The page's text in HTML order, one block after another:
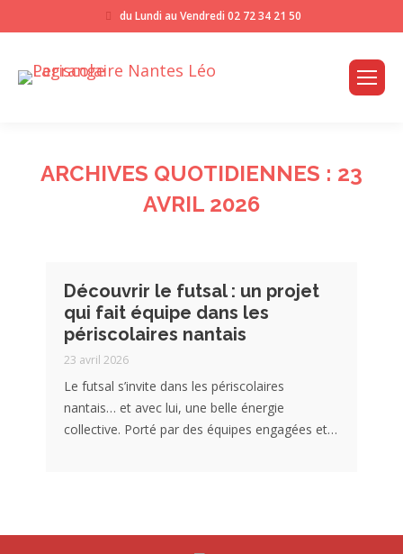
du Lundi au Vendredi 02 72 34 21 50
ARCHIVES QUOTIDIENNES : 23
AVRIL 2026
Découvrir le futsal : un projet
qui fait équipe dans les
périscolaires nantais
23 avril 2026
Le futsal s’invite dans les périscolaires
nantais… et avec lui, une belle énergie
collective. Porté par des équipes engagées et…